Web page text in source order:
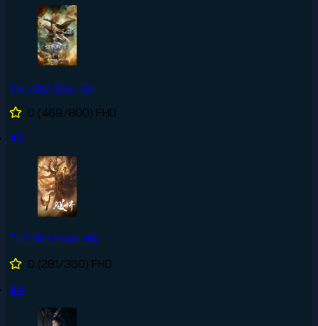
Vạn Giới Độc Tôn
0 (469/800) FHD
#3
Thế Giới Hoàn Mỹ
0 (281/360) FHD
#4